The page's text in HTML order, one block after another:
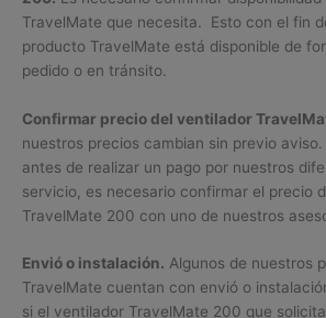
TravelMate que necesita. Esto con el fin
producto TravelMate está disponible de
pedido o en tránsito.
Confirmar precio del ventilador
nuestros precios cambian sin previo aviso.
antes de realizar un pago por nuestros
servicio, es necesario confirmar el precio
TravelMate 200 con uno de nuestros
Envió o instalación. Algunos de nuestros
TravelMate cuentan con envió o
si el ventilador TravelMate 200 que